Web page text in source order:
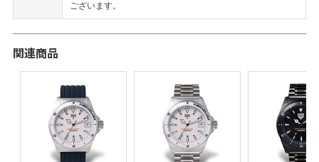
ございます。
関連商品